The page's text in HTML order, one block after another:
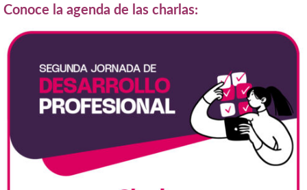
Conoce la agenda de las charlas: